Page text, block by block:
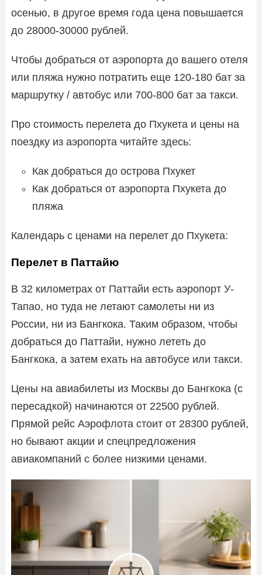
осенью, в другое время года цена повышается
до 28000-30000 рублей.
Чтобы добраться от аэропорта до вашего отеля
или пляжа нужно потратить еще 120-180 бат за
маршрутку / автобус или 700-800 бат за такси.
Про стоимость перелета до Пхукета и цены на
поездку из аэропорта читайте здесь:
Как добраться до острова Пхукет
Как добраться от аэропорта Пхукета до
пляжа
Календарь с ценами на перелет до Пхукета:
Перелет в Паттайю
В 32 километрах от Паттайи есть аэропорт У-
Тапао, но туда не летают самолеты ни из
России, ни из Бангкока. Таким образом, чтобы
добраться до Паттайи, нужно лететь до
Бангкока, а затем ехать на автобусе или такси.
Цены на авиабилеты из Москвы до Бангкока (с
пересадкой) начинаются от 22500 рублей.
Прямой рейс Аэрофлота стоит от 28300 рублей,
но бывают акции и спецпредложения
авиакомпаний с более низкими ценами.